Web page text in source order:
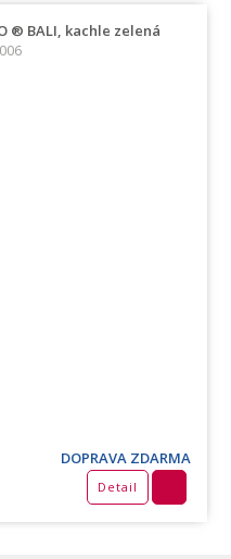
® BALI, kachle zelená
DOPRAVA ZDARMA
Detail